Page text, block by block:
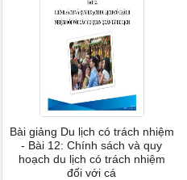
Bài giảng Du lịch có trách nhiệm
- Bài 12: Chính sách và quy
hoạch du lịch có trách nhiệm
đối với cá